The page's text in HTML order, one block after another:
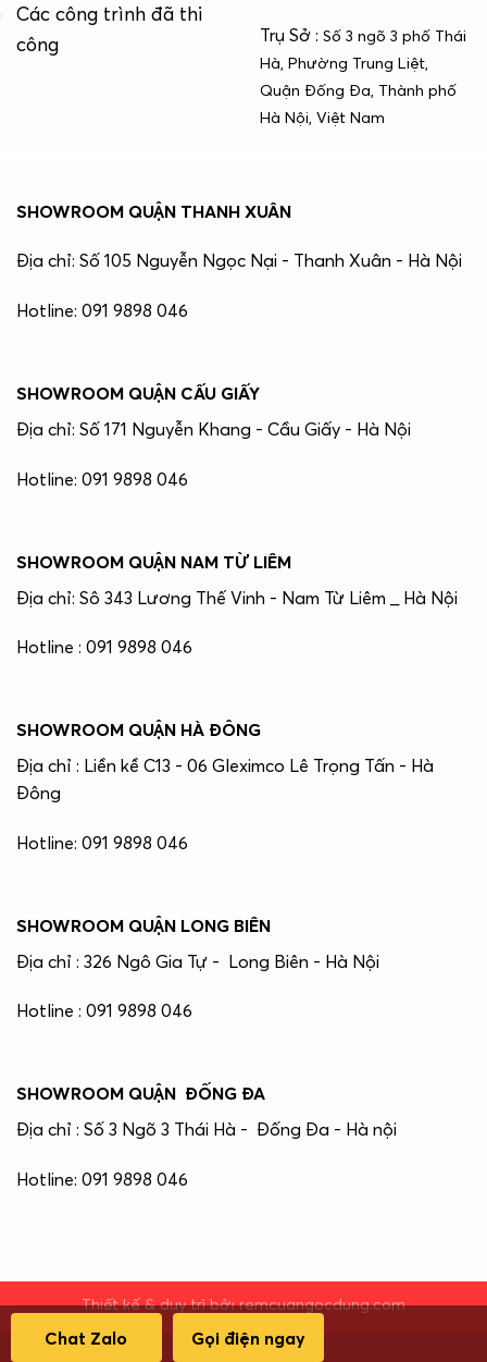
Các công trình đã thi
công
Trụ Sở : Số 3 ngõ 3 phố Thái
Hà, Phường Trung Liệt,
Quận Đống Đa, Thành phố
Hà Nội, Việt Nam
SHOWROOM QUẬN THANH XUÂN
Địa chỉ: Số 105 Nguyễn Ngọc Nại - Thanh Xuân - Hà Nội
Hotline: 091 9898 046
SHOWROOM QUẬN CẤU GIẤY
Địa chỉ: Số 171 Nguyễn Khang - Cầu Giấy - Hà Nội
Hotline: 091 9898 046
SHOWROOM QUẬN NAM TỪ LIÊM
Địa chỉ: Sô 343 Lương Thế Vinh - Nam Từ Liêm _ Hà Nội
Hotline : 091 9898 046
SHOWROOM QUẬN HÀ ĐÔNG
Địa chỉ : Liền kề C13 - 06 Gleximco Lê Trọng Tấn - Hà
Đông
Hotline: 091 9898 046
SHOWROOM QUẬN LONG BIÊN
Địa chỉ : 326 Ngô Gia Tự - Long Biên - Hà Nội
Hotline : 091 9898 046
SHOWROOM QUẬN ĐỐNG ĐA
Địa chỉ : Số 3 Ngõ 3 Thái Hà - Đống Đa - Hà nội
Hotline: 091 9898 046
Thiết kế & duy trì bởi remcuangocdung.com
Chat Zalo Gọi điện ngay